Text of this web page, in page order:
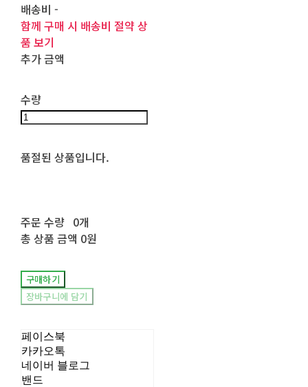
배송비 -
함께 구매 시 배송비 절약 상
품 보기
추가 금액
수량
품절된 상품입니다.
주문 수량 0개
총 상품 금액 0원
구매하기
장바구니에 담기
페이스북
카카오톡
네이버 블로그
밴드